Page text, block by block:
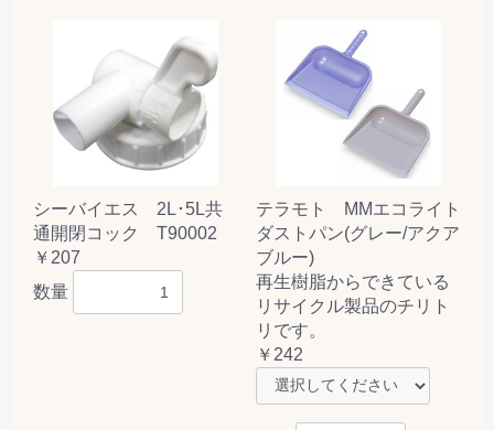
シーバイエス 2L･5L共
通開閉コック T90002
￥207
数量
テラモト MMエコライト
ダストパン(グレー/アクア
ブルー)
再生樹脂からできている
リサイクル製品のチリト
リです。
￥242